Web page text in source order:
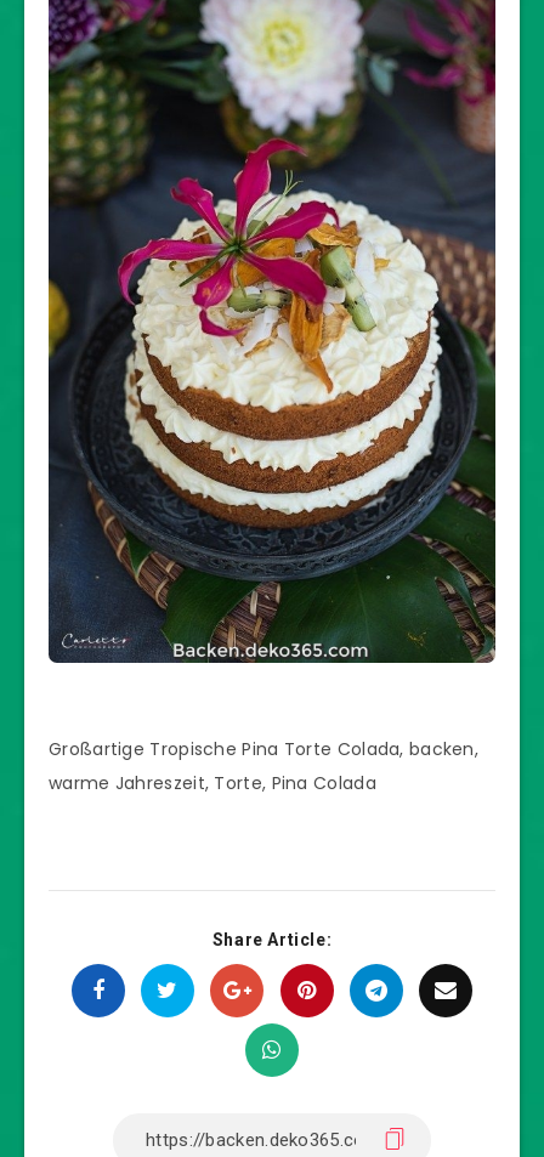
Großartige Tropische Pina Torte Colada, backen,
warme Jahreszeit, Torte, Pina Colada
Share Article: